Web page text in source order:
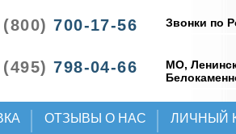
700-17-56
798-04-66
Звонки по
МО,
ОТЗЫВЫ О НАС ЛИЧНЫЙ